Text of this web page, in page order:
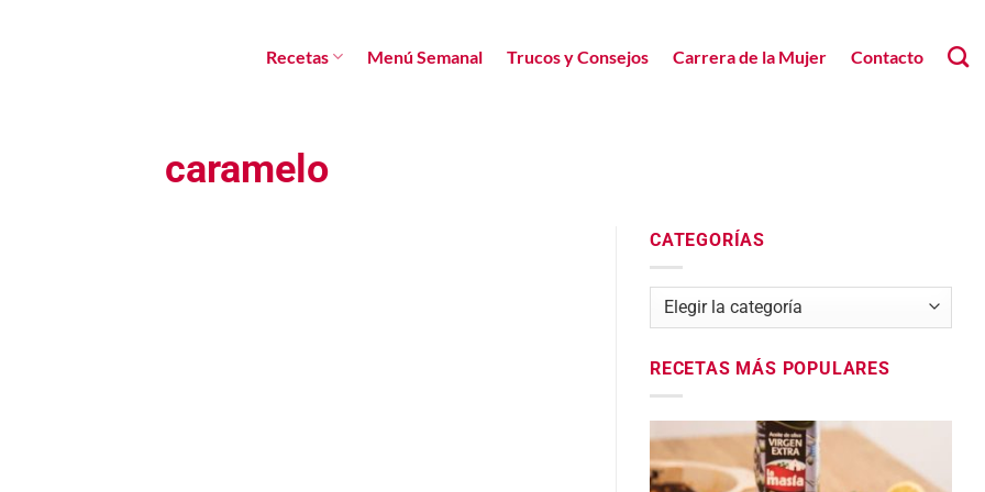
Recetas Menú Semanal Trucos y Consejos Carrera de la Mujer Contacto
caramelo
CATEGORÍAS
Categorías
RECETAS MÁS POPULARES